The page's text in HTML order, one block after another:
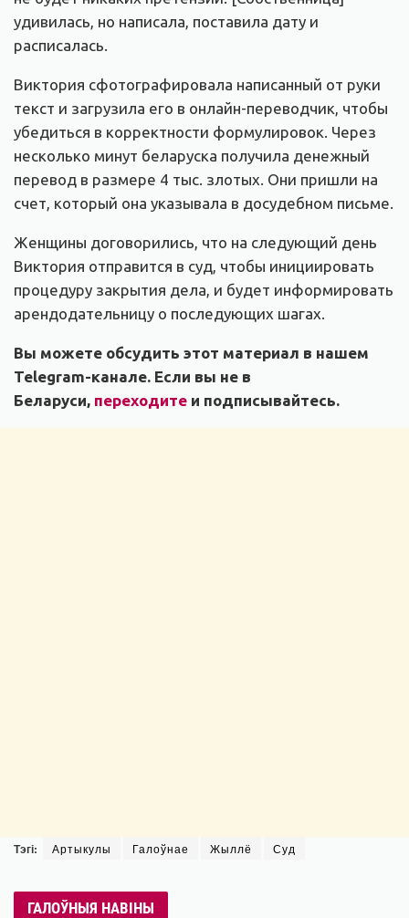
удивилась, но написала, поставила дату и
расписалась.
Виктория сфотографировала написанный от руки
текст и загрузила его в онлайн-переводчик, чтобы
убедиться в корректности формулировок. Через
несколько минут беларуска получила денежный
перевод в размере 4 тыс. злотых. Они пришли на
счет, который она указывала в досудебном письме.
Женщины договорились, что на следующий день
Виктория отправится в суд, чтобы инициировать
процедуру закрытия дела, и будет информировать
арендодательницу о последующих шагах.
Вы можете обсудить этот материал в нашем
Telegram-канале. Если вы не в
Беларуси, переходите и подписывайтесь.
Тэгі: Артыкулы Галоўнае Жыллё Суд
ГАЛОЎНЫЯ НАВІНЫ